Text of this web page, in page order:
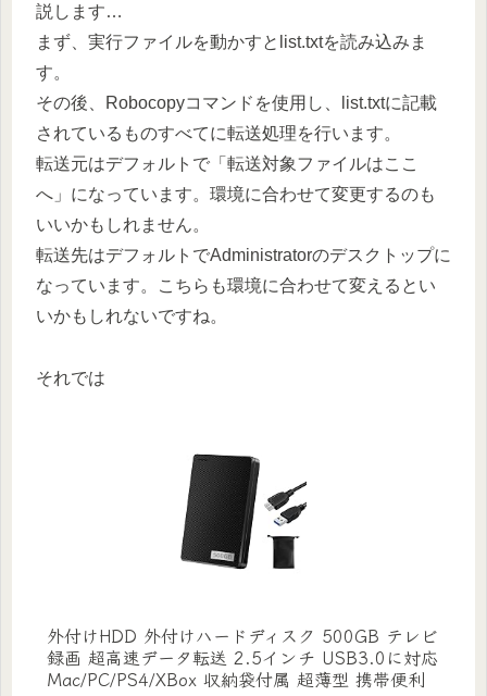
説します…
まず、実行ファイルを動かすとlist.txtを読み込みま
す。
その後、Robocopyコマンドを使用し、list.txtに記載
されているものすべてに転送処理を行います。
転送元はデフォルトで「転送対象ファイルはここ
へ」になっています。環境に合わせて変更するのも
いいかもしれません。
転送先はデフォルトでAdministratorのデスクトップに
なっています。こちらも環境に合わせて変えるとい
いかもしれないですね。
それでは
外付けHDD 外付けハードディスク 500GB テレビ
録画 超高速データ転送 2.5インチ USB3.0に対応
Mac/PC/PS4/XBox 収納袋付属 超薄型 携帯便利